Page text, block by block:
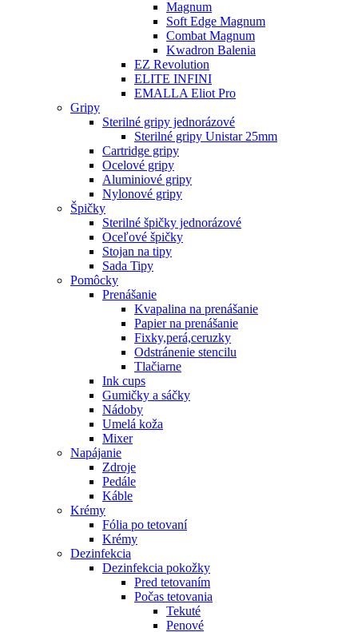
Magnum
Soft Edge Magnum
Combat Magnum
Kwadron Balenia
EZ Revolution
ELITE INFINI
EMALLA Eliot Pro
Gripy
Sterilné gripy jednorázové
Sterilné gripy Unistar 25mm
Cartridge gripy
Ocelové gripy
Aluminiové gripy
Nylonové gripy
Špičky
Sterilné špičky jednorázové
Oceľové špičky
Stojan na tipy
Sada Tipy
Pomôcky
Prenášanie
Kvapalina na prenášanie
Papier na prenášanie
Fixky,perá,ceruzky
Odstránenie stencilu
Tlačiarne
Ink cups
Gumičky a sáčky
Nádoby
Umelá koža
Mixer
Napájanie
Zdroje
Pedále
Káble
Krémy
Fólia po tetovaní
Krémy
Dezinfekcia
Dezinfekcia pokožky
Pred tetovaním
Počas tetovania
Tekuté
Penové